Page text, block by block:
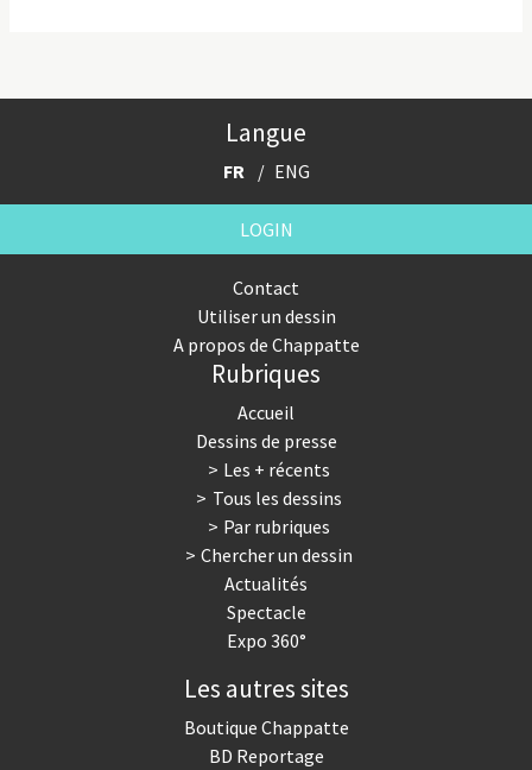
Langue
FR ENG
LOGIN
Contact
Utiliser un dessin
A propos de Chappatte
Rubriques
Accueil
Dessins de presse
Les + récents
Tous les dessins
Par rubriques
Chercher un dessin
Actualités
Spectacle
Expo 360°
Les autres sites
Boutique Chappatte
BD Reportage